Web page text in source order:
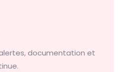
documentation et